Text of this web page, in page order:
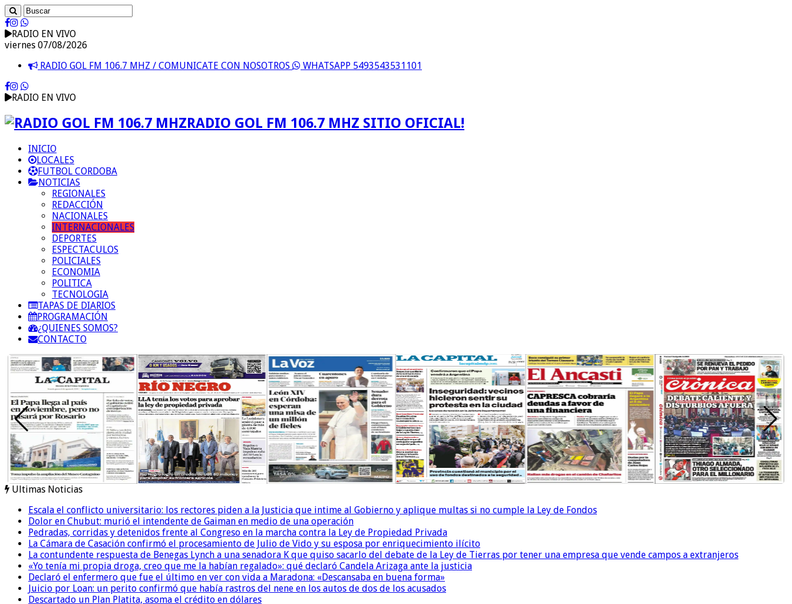
RADIO EN VIVO
viernes 07/08/2026
RADIO GOL FM 106.7 MHZ / COMUNICATE CON NOSOTROS
WHATSAPP 5493543531101
RADIO EN VIVO
RADIO GOL FM 106.7 MHZ SITIO OFICIAL!
INICIO
LOCALES
FUTBOL CORDOBA
NOTICIAS
REGIONALES
REDACCIÓN
NACIONALES
INTERNACIONALES
DEPORTES
ESPECTACULOS
POLICIALES
ECONOMIA
POLITICA
TECNOLOGIA
TAPAS DE DIARIOS
PROGRAMACIÓN
¿QUIENES SOMOS?
CONTACTO
Ultimas Noticias
Escala el conflicto universitario: los rectores piden a la Justicia que intime al Gobierno y aplique multas si no cumple la Ley de Fondos
Dolor en Chubut: murió el intendente de Gaiman en medio de una operación
Pedradas, corridas y detenidos frente al Congreso en la marcha contra la Ley de Propiedad Privada
La Cámara de Casación confirmó el procesamiento de Julio de Vido y su esposa por enriquecimiento ilícito
La contundente respuesta de Benegas Lynch a una senadora K que quiso sacarlo del debate de la Ley de Tierras por tener una empresa que vende campos a extranjeros
«Yo tenía mi propia droga, creo que me la habían regalado»: qué declaró Candela Arizaga ante la justicia
Declaró el enfermero que fue el último en ver con vida a Maradona: «Descansaba en buena forma»
Juicio por Loan: un perito confirmó que había rastros del nene en los autos de dos de los acusados
Descartado un Plan Platita, asoma el crédito en dólares